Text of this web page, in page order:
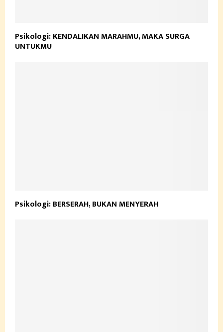
Psikologi: KENDALIKAN MARAHMU, MAKA SURGA
UNTUKMU
Psikologi: BERSERAH, BUKAN MENYERAH